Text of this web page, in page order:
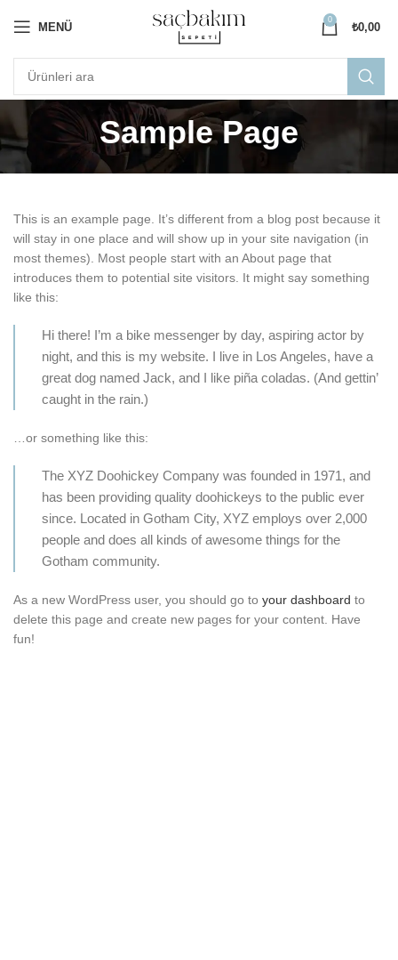
MENÜ
0
₺0,00
Sample Page
This is an example page. It’s different from a blog post because it
will stay in one place and will show up in your site navigation (in
most themes). Most people start with an About page that
introduces them to potential site visitors. It might say something
like this:
Hi there! I’m a bike messenger by day, aspiring actor by
night, and this is my website. I live in Los Angeles, have a
great dog named Jack, and I like piña coladas. (And gettin’
caught in the rain.)
…or something like this:
The XYZ Doohickey Company was founded in 1971, and
has been providing quality doohickeys to the public ever
since. Located in Gotham City, XYZ employs over 2,000
people and does all kinds of awesome things for the
Gotham community.
As a new WordPress user, you should go to your dashboard to
delete this page and create new pages for your content. Have
fun!